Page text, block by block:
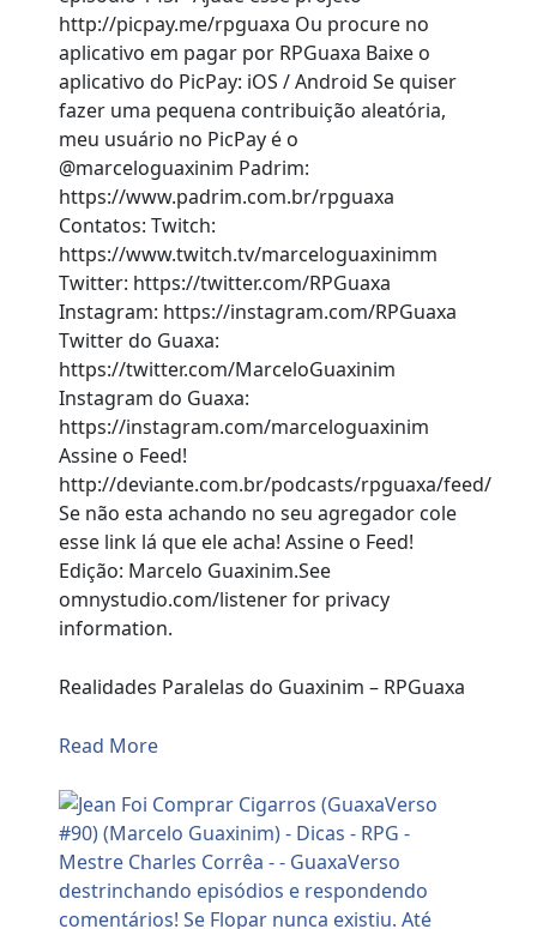
http://picpay.me/rpguaxa Ou procure no
aplicativo em pagar por RPGuaxa Baixe o
aplicativo do PicPay: iOS / Android Se quiser
fazer uma pequena contribuição aleatória,
meu usuário no PicPay é o
@marceloguaxinim Padrim:
https://www.padrim.com.br/rpguaxa
Contatos: Twitch:
https://www.twitch.tv/marceloguaxinimm
Twitter: https://twitter.com/RPGuaxa
Instagram: https://instagram.com/RPGuaxa
Twitter do Guaxa:
https://twitter.com/MarceloGuaxinim
Instagram do Guaxa:
https://instagram.com/marceloguaxinim
Assine o Feed!
http://deviante.com.br/podcasts/rpguaxa/feed/
Se não esta achando no seu agregador cole
esse link lá que ele acha! Assine o Feed!
Edição: Marcelo Guaxinim.See
omnystudio.com/listener for privacy
information.
Realidades Paralelas do Guaxinim – RPGuaxa
Read More